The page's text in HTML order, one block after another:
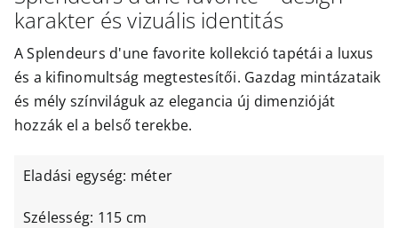
karakter és vizuális identitás
A Splendeurs d'une favorite kollekció tapétái a luxus
és a kifinomultság megtestesítői. Gazdag mintázataik
és mély színviláguk az elegancia új dimenzióját
hozzák el a belső terekbe.
Eladási egység: méter
Szélesség: 115 cm